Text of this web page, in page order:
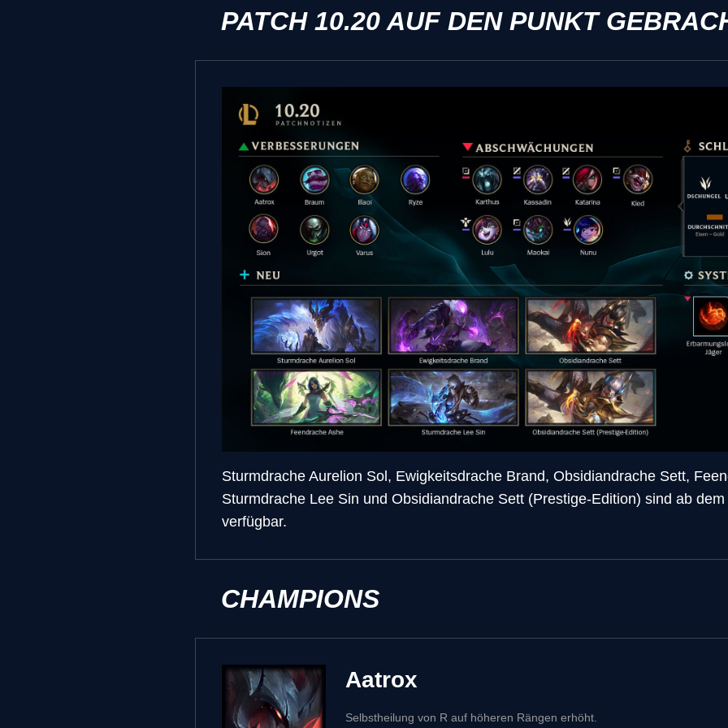
PATCH 10.20 AUF DEN PUNKT
Sturmdrache Aurelion Sol, Ewigkeitsdrache Brand, Obsidiandrache Sett,
Sturmdrache Lee Sin und Obsidiandrache Sett (Prestige-Edition) sind ab
verfügbar.
CHAMPIONS
Aatrox
Selbstheilung von R auf höheren Rängen erhöht.